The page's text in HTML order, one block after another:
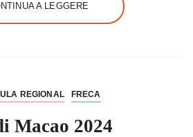
A LEGGERE
REGIONAL FRECA
Macao 2024